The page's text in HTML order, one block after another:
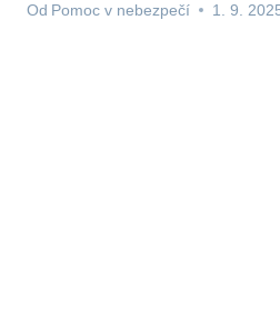
Od Pomoc v nebezpečí 1. 9.